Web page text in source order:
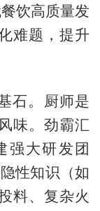
饮高质量发
难题，提升
石。厨师是
味。劲霸汇
强大研发团
性知识（如
料、复杂火